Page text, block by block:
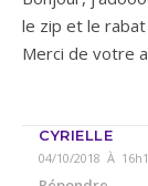
le zip et le
Merci de votre
CYRIELLE
04/10/2018 À